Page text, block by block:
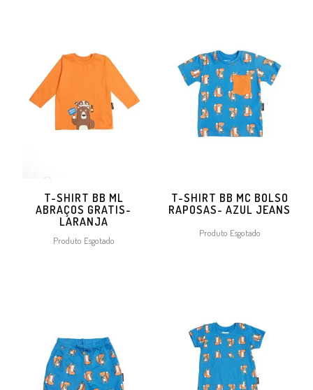
T-SHIRT BB ML
ABRAÇOS GRATIS-
LARANJA
Produto Esgotado
T-SHIRT BB MC BOLSO
RAPOSAS- AZUL JEANS
Produto Esgotado